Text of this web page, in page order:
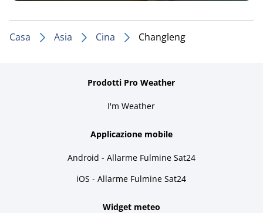
Casa Asia Cina Changleng
Prodotti Pro Weather
I'm Weather
Applicazione mobile
Android - Allarme Fulmine Sat24
iOS - Allarme Fulmine Sat24
Widget meteo